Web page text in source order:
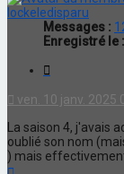
lockeledisparu
Messages :
Enregistré le :
ven. 10 janv. 2025
La saison 4, j'avais
oublié son nom
) mais